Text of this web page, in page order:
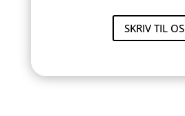
SKRIV TIL OS